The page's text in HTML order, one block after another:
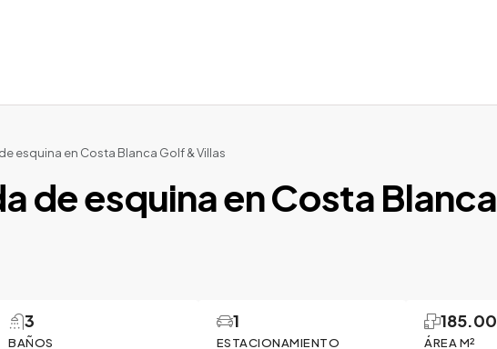
esquina en Costa Blanca Golf & Villas
de esquina en Costa Blanca
BAÑOS
3
ESTACIONAMIENTO
1
ÁREA M²
185.00